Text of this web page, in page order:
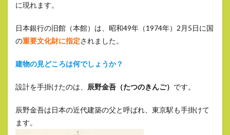
に現れます。
日本銀行の旧館（本館）は、昭和49年（1974年）2月5日に国
の重要文化財に指定されました。
建物の見どころは何でしょうか？
設計を手掛けたのは、 辰野金吾（たつのきんご） です。
辰野金吾は日本の近代建築の父と呼ばれ、東京駅も手掛けて
ます。